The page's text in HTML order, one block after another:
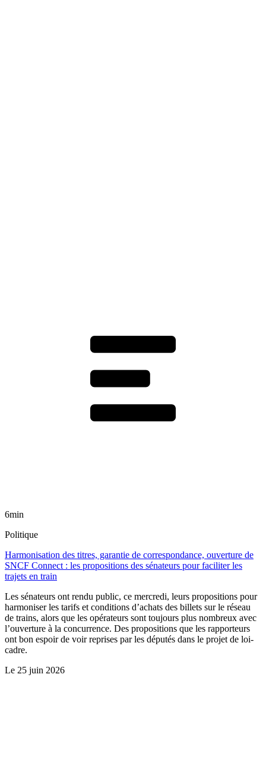
6min
Politique
Harmonisation des titres, garantie de correspondance, ouverture de
SNCF Connect : les propositions des sénateurs pour faciliter les
trajets en train
Les sénateurs ont rendu public, ce mercredi, leurs propositions pour
harmoniser les tarifs et conditions d’achats des billets sur le réseau
de trains, alors que les opérateurs sont toujours plus nombreux avec
l’ouverture à la concurrence. Des propositions que les rapporteurs
ont bon espoir de voir reprises par les députés dans le projet de loi-
cadre.
Le 25 juin 2026